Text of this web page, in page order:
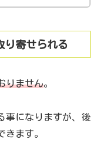
り寄せられる
りません。
事になりますが、後
きます。